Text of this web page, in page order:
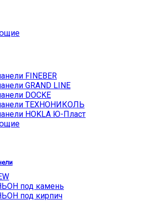
FINEBER
GRAND LINE
DOCKE
ТЕХНОНИКОЛЬ
HOKLA Ю-Пласт
под камень
под кирпич